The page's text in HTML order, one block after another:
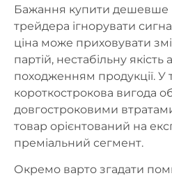
Бажання купити дешевше
трейдера ігнорувати
ціна може приховувати
партій, нестабільну
походженням продукції. У
короткострокова вигода
довгостроковими
товар орієнтований на
преміальний сегмент.
Окремо варто згадати